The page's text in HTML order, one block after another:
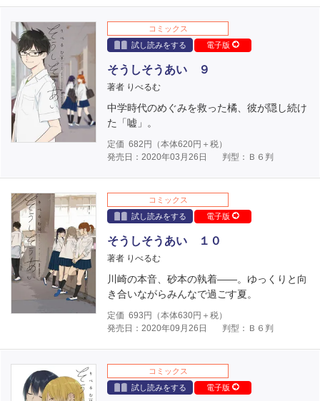
コミックス
試し読みをする
電子版
そうしそうあい ９
著者 りべるむ
中学時代のめぐみを救った橘、彼が隠し続け
た「嘘」。
定価 682 円（本体620円＋税）
発売日：2020年03月26日
判型：Ｂ６判
コミックス
試し読みをする
電子版
そうしそうあい １０
著者 りべるむ
川崎の本音、砂本の執着――。ゆっくりと向
き合いながらみんなで過ごす夏。
定価 693 円（本体630円＋税）
発売日：2020年09月26日
判型：Ｂ６判
コミックス
試し読みをする
電子版